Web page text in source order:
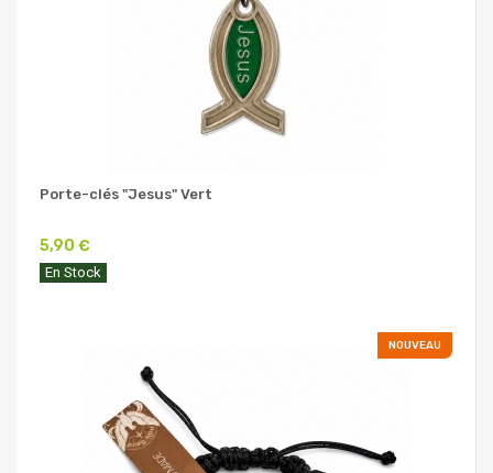
Porte-clés "Jesus" Vert
5,90 €
En Stock
NOUVEAU